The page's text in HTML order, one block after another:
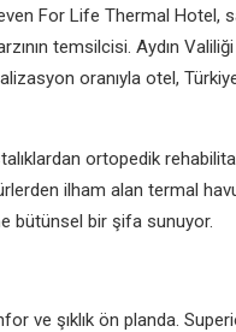
For Life Thermal Hotel,
temsilcisi. Aydın
oranıyla otel,
ortopedik
ilham alan termal
bütünsel bir şifa sunuyor.
ve şıklık ön planda.